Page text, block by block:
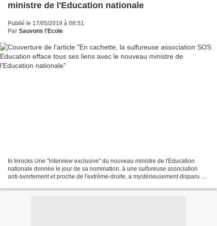
ministre de l'Education nationale
Publié le 17/05/2019 à 08:51
Par Sauvons l'Ecole
In Inrocks Une "interview exclusive" du nouveau ministre de l'Education
nationale donnée le jour de sa nomination, à une sulfureuse association
anti-avortement et proche de l'extrême-droite, a mystérieusement disparu du